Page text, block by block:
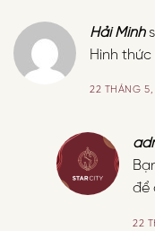
Hải Minh
Hình
22 THÁNG 5,
để
22